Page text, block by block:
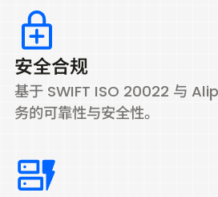
安全合规
基于 SWIFT ISO 20022 与
务的可靠性与安全性。